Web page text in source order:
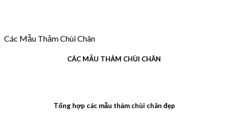
Các Mẫu Thảm Chùi Chân
CÁC MẪU THẢM CHÙI CHÂN
Tổng hợp các mẫu thảm chùi chân đẹp